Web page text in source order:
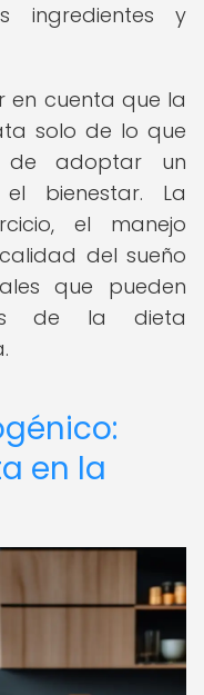
ingredientes y
en cuenta que la
solo de lo que
de adoptar un
bienestar. La
el manejo
del sueño
que pueden
de la dieta
en la